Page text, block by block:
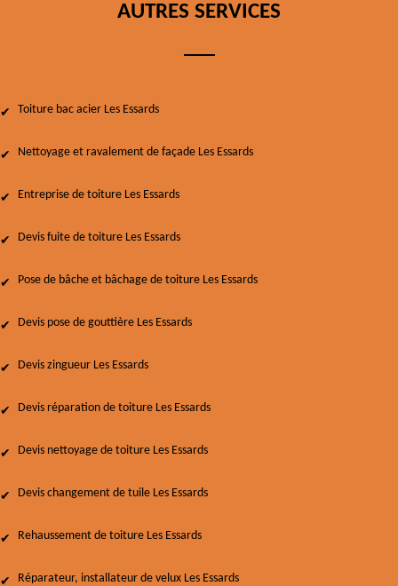
AUTRES SERVICES
Toiture bac acier Les Essards
Nettoyage et ravalement de façade Les Essards
Entreprise de toiture Les Essards
Devis fuite de toiture Les Essards
Pose de bâche et bâchage de toiture Les Essards
Devis pose de gouttière Les Essards
Devis zingueur Les Essards
Devis réparation de toiture Les Essards
Devis nettoyage de toiture Les Essards
Devis changement de tuile Les Essards
Rehaussement de toiture Les Essards
Réparateur, installateur de velux Les Essards